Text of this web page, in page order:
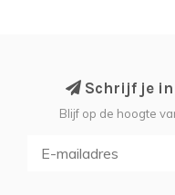
Schrijf je in
Blijf op de hoogte